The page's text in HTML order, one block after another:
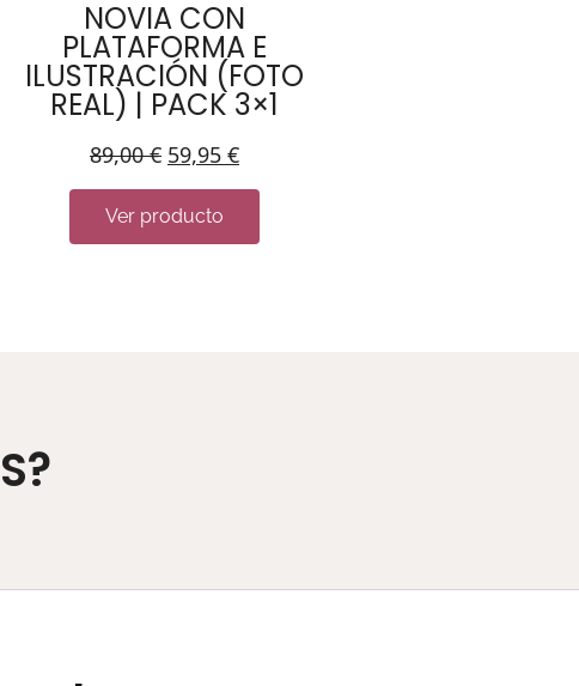
NOVIA CON
PLATAFORMA E
ILUSTRACIÓN (FOTO
REAL) | PACK 3×1
89,00€ 59,95 €
Ver producto